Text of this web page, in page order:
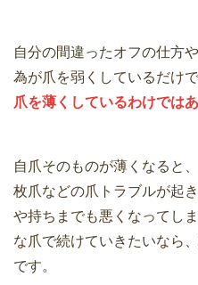
自分の間違ったオフの仕方
為が爪を弱くしているだけで
爪を薄くしているわけではあ
自爪そのものが薄くなると
枚爪などの爪トラブルが起
や持ちまでも悪くなってし
な爪で続けていきたいなら
です。